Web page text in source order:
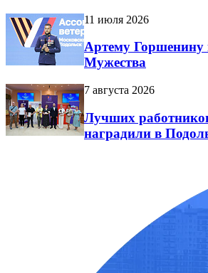
11 июля 2026
Артему Горшенину
Мужества
7 августа 2026
Лучших
наградили в